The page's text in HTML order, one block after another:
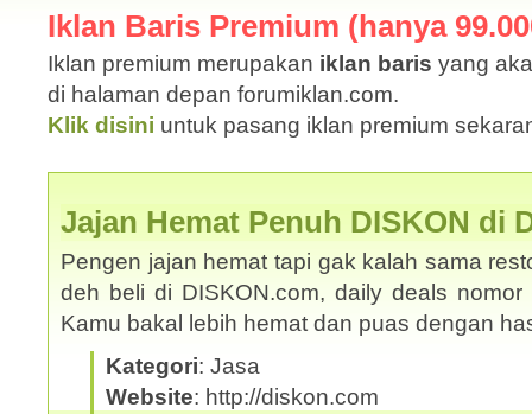
Iklan Baris Premium (hanya
Iklan premium merupakan iklan baris yang
di halaman depan forumiklan.com.
Klik disini untuk pasang iklan premium
Jajan Hemat Penuh DISKON di
Pengen jajan hemat tapi gak kalah sama
deh beli di DISKON.com, daily deals
Kamu bakal lebih hemat dan puas dengan
Kategori: Jasa
Website: http://diskon.com